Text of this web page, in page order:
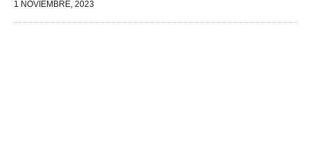
1 NOVIEMBRE, 2023